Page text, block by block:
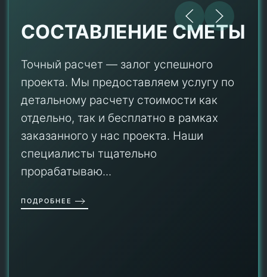
СОСТАВЛЕНИЕ СМЕТЫ
Точный расчет — залог успешного
проекта. Мы предоставляем услугу по
детальному расчету стоимости как
отдельно, так и бесплатно в рамках
заказанного у нас проекта. Наши
специалисты тщательно
прорабатываю...
ПОДРОБНЕЕ